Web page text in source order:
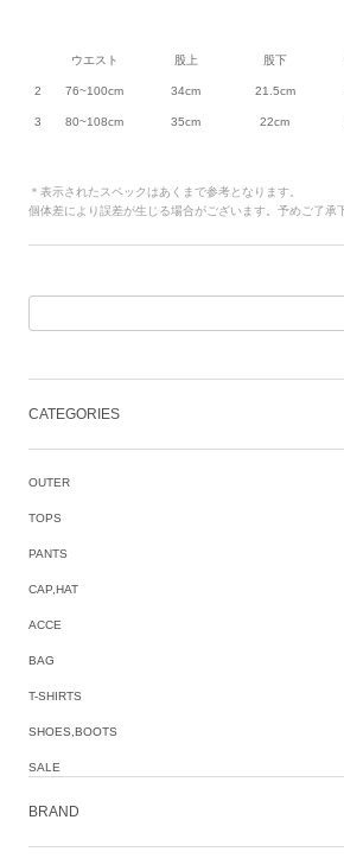
ウエスト 股上 股下
2 76~100cm 34cm 21.5cm
3 80~108cm 35cm 22cm
＊表示されたスペックはあくまで参考となります。
個体差により誤差が生じる場合がございます。予めご了承
CATEGORIES
OUTER
TOPS
PANTS
CAP,HAT
ACCE
BAG
T-SHIRTS
SHOES,BOOTS
SALE
BRAND